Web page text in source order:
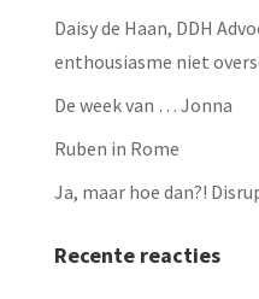
Daisy de Haan, DDH
enthousiasme niet
De week van … Jonna
Ruben in Rome
Ja, maar hoe dan?!
Recente reacties